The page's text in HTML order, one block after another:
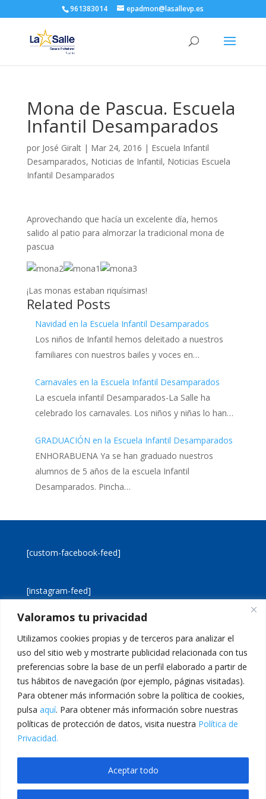
Valoramos tu privacidad
Utilizamos cookies propias y de terceros para analizar el
uso del sitio web y mostrarte publicidad relacionada con tus
preferencias sobre la base de un perfil elaborado a partir de
tus hábitos de navegación (por ejemplo, páginas visitadas).
Para obtener más información sobre la política de cookies,
pulsa aquí. Para obtener más información sobre nuestras
políticas de protección de datos, visita nuestra Política de
Privacidad.
Aceptar todo
961383014 epadmon@lasallevp.es
Mona de Pascua. Escuela
Infantil Desamparados
por José Giralt| Mar 24, 2016 | Escuela Infantil
Desamparados, Noticias de Infantil, Noticias Escuela
Infantil Desamparados
Aprovechando que hacía un excelente día, hemos
salido al patio para almorzar la tradicional mona de
pascua
¡Las monas estaban riquísimas!
Related Posts
Navidad en la Escuela Infantil Desamparados
Los niños de Infantil hemos deleitado a nuestros
familiares con nuestros bailes y voces en…
Carnavales en la Escuela Infantil Desamparados
La escuela infantil Desamparados-La Salle ha
celebrado los carnavales. Los niños y niñas lo han…
GRADUACIÓN en la Escuela Infantil Desamparados
ENHORABUENA Ya se han graduado nuestros
alumnos de 5 años de la escuela Infantil
Desamparados. Pincha…
[custom-facebook-feed]
[instagram-feed]
Aviso legal
Política de cookies
Calle San Martín, 56 · 46980 · Paterna · Valencia Telf: